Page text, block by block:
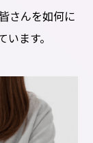
さんを如何に
ます。